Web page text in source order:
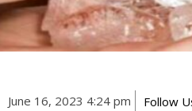
June 16, 2023 4:24 pm Follow